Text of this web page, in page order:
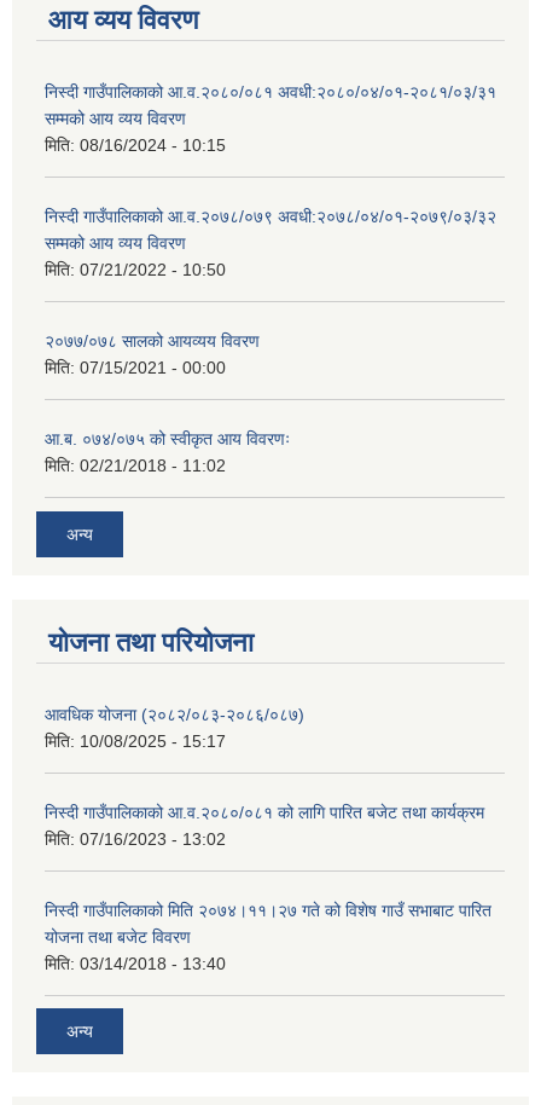
आय व्यय विवरण
निस्दी गाउँपालिकाको आ.व.२०८०/०८१ अवधी:२०८०/०४/०१-२०८१/०३/३१
सम्मको आय व्यय विवरण
मिति: 08/16/2024 - 10:15
निस्दी गाउँपालिकाको आ.व.२०७८/०७९ अवधी:२०७८/०४/०१-२०७९/०३/३२
सम्मको आय व्यय विवरण
मिति: 07/21/2022 - 10:50
२०७७/०७८ सालको आयव्यय विवरण
मिति: 07/15/2021 - 00:00
आ.ब. ०७४/०७५ को स्वीकृत आय विवरणः
मिति: 02/21/2018 - 11:02
अन्य
योजना तथा परियोजना
आवधिक योजना (२०८२/०८३-२०८६/०८७)
मिति: 10/08/2025 - 15:17
निस्दी गाउँपालिकाको आ.व.२०८०/०८१ को लागि पारित बजेट तथा कार्यक्रम
मिति: 07/16/2023 - 13:02
निस्दी गाउँपालिकाको मिति २०७४।११।२७ गते को विशेष गाउँ सभाबाट पारित
योजना तथा बजेट विवरण
मिति: 03/14/2018 - 13:40
अन्य